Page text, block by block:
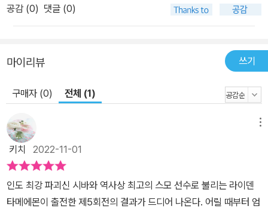
공감 (0) 댓글 (0)
마이리뷰 쓰기
구매자 (0) 전체 (1)
키치 2022-11-01
인도 최강 파괴신 시바와 역사상 최고의 스모 선수로 불리는 라이덴
타메에몬이 출전한 제5회전의 결과가 드디어 나온다. 어릴 때부터 엄